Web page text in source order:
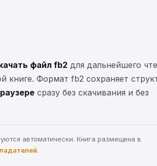
файл fb2 для дальнейшего
книге. Формат fb2 сохраняет
сразу без скачивания и без
автоматически. Книга размещена в
.